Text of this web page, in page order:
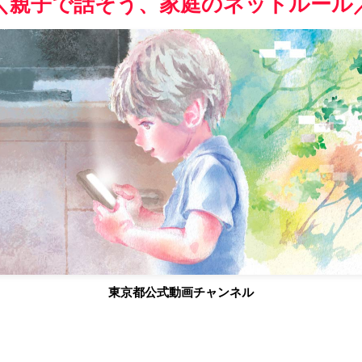
東京都公式動画チャンネル